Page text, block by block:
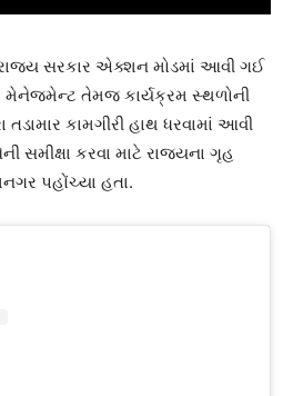
સરકાર એક્શન મોડમાં આવી ગઈ
મેનેજમેન્ટ તેમજ કાર્યક્રમ સ્થળોની
કામગીરી હાથ ધરવામાં આવી
સમીક્ષા કરવા માટે રાજ્યના ગૃહ
પહોંચ્યા હતા.